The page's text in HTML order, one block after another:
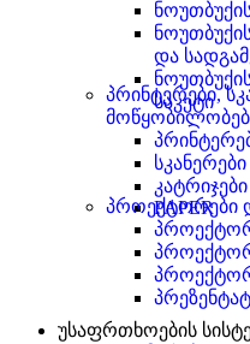
და
საკეტი
პრინტერები,
სკანერები
კატრიჯები
PAPER
პროექტორები
უსაფრთხოების